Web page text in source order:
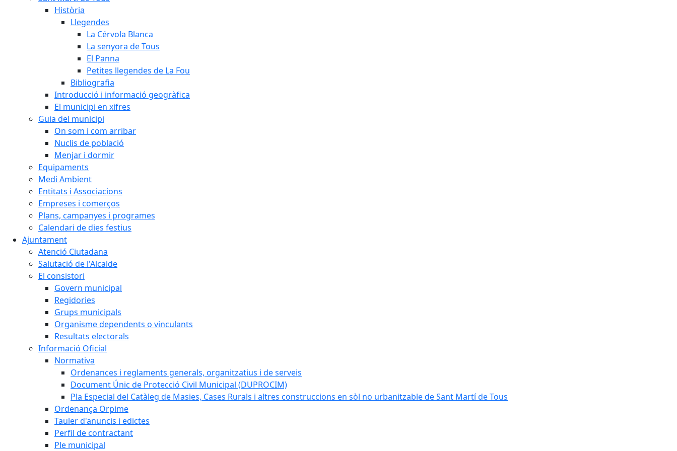
Història
Llegendes
La Cérvola Blanca
La senyora de Tous
El Panna
Petites llegendes de La Fou
Bibliografia
Introducció i informació geogràfica
El municipi en xifres
Guia del municipi
On som i com arribar
Nuclis de població
Menjar i dormir
Equipaments
Medi Ambient
Entitats i Associacions
Empreses i comerços
Plans, campanyes i programes
Calendari de dies festius
Ajuntament
Atenció Ciutadana
Salutació de l'Alcalde
El consistori
Govern municipal
Regidories
Grups municipals
Organisme dependents o vinculants
Resultats electorals
Informació Oficial
Normativa
Ordenances i reglaments generals, organitzatius i de serveis
Document Únic de Protecció Civil Municipal (DUPROCIM)
Pla Especial del Catàleg de Masies, Cases Rurals i altres construccions en sòl no urbanitzable de Sant Martí de Tous
Ordenança Orpime
Tauler d'anuncis i edictes
Perfil de contractant
Ple municipal